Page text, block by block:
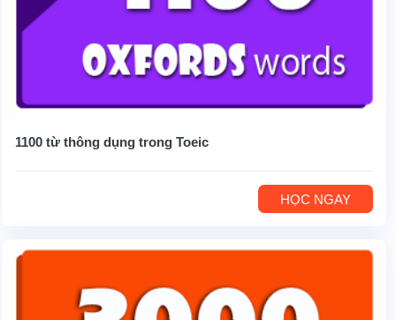
1100 từ thông dụng trong Toeic
HỌC NGAY